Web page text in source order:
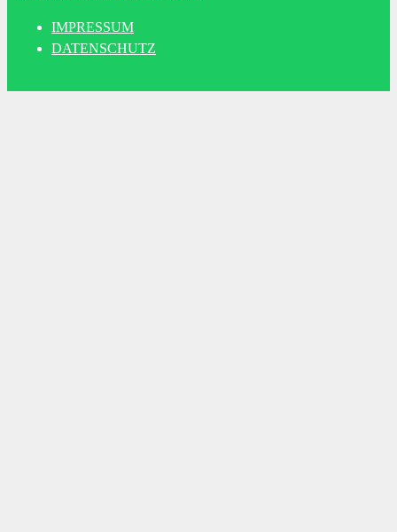
IMPRES­SUM
DATEN­SCHUTZ